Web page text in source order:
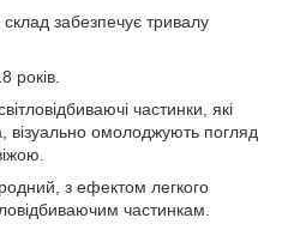
склад забезпечує тривалу
років.
частинки, які
візуально омолоджують погляд
з ефектом легкого
частинкам.